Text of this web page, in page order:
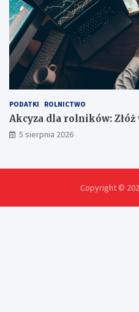
PODATKI ROLNICTWO
Akcyza dla rolników:
5 sierpnia 2026
Copyright ©